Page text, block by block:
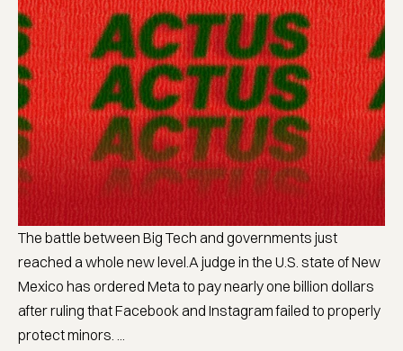
The battle between Big Tech and governments just
reached a whole new level.A judge in the U.S. state of New
Mexico has ordered Meta to pay nearly one billion dollars
after ruling that Facebook and Instagram failed to properly
protect minors. ...